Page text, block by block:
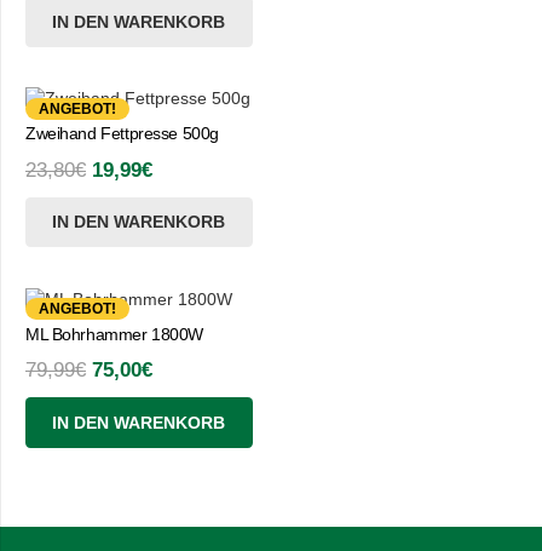
IN DEN WARENKORB
ANGEBOT!
Zweihand Fettpresse 500g
23,80€ Ursprünglicher
war:
19,99€Aktueller
ist:
IN DEN WARENKORB
ANGEBOT!
ML Bohrhammer 1800W
79,99€ Ursprünglicher
Preis
war:
79,99€
75,00€Aktueller
Preis
ist:
75,00€.
IN DEN WARENKORB